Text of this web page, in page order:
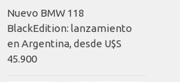
Nuevo BMW 118
BlackEdition: lanzamiento
en Argentina, desde U$S
45.900